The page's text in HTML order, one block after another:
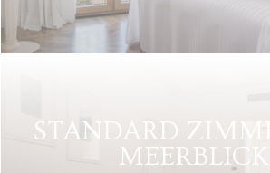
STANDARD
MEERBLICK